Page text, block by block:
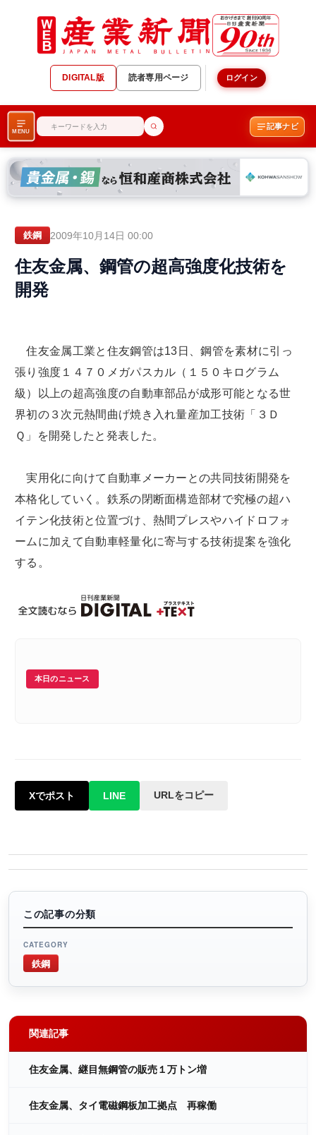
DIGITAL版 読者専用ページ ログイン
MENU
記事ナビ
鉄鋼 2009年10月14日 00:00
住友金属、鋼管の超高強度化技術を
開発
住友金属工業と住友鋼管は13日、鋼管を素材に引っ
張り強度１４７０メガパスカル（１５０キログラム
級）以上の超高強度の自動車部品が成形可能となる世
界初の３次元熱間曲げ焼き入れ量産加工技術「３Ｄ
Ｑ」を開発したと発表した。
実用化に向けて自動車メーカーとの共同技術開発を
本格化していく。鉄系の閉断面構造部材で究極の超ハ
イテン化技術と位置づけ、熱間プレスやハイドロフォ
ームに加えて自動車軽量化に寄与する技術提案を強化
する。
本日のニュース
Xでポスト LINE URLをコピー
この記事の分類
CATEGORY
鉄鋼
関連記事
住友金属、継目無鋼管の販売１万トン増
住友金属、タイ電磁鋼板加工拠点 再稼働